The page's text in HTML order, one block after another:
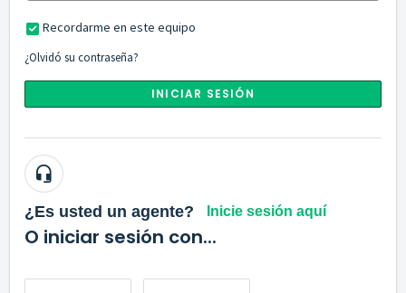
Recordarme en este equipo
¿Olvidó su contraseña?
INICIAR SESIÓN
¿Es usted un agente? Inicie sesión aquí
O iniciar sesión con...